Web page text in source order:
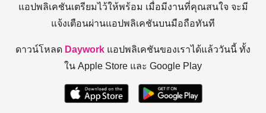
แอปพลิเคชันเตรียมไว้ให้พร้อม เมื่อมีงานที่คุณสนใจ จะมี
แจ้งเตือนผ่านแอปพลิเคชันบนมือถือทันที
ดาวน์โหลด Daywork แอปพลิเคชันของเราได้แล้ววันนี้ ทั้ง
ใน Apple Store และ Google Play